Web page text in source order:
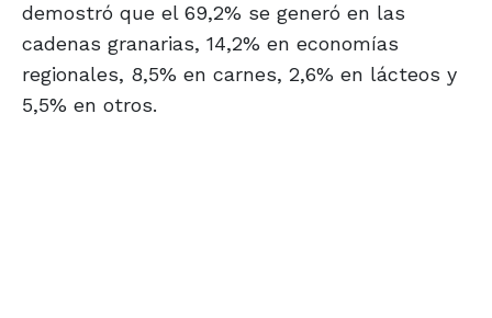
demostró que el 69,2% se generó en las
cadenas granarias, 14,2% en economías
regionales, 8,5% en carnes, 2,6% en lácteos y
5,5% en otros.